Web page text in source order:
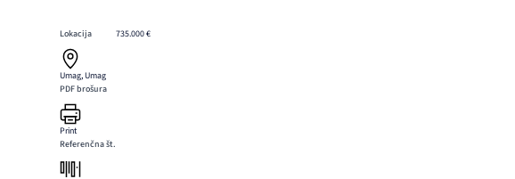
Lokacija
Umag, Umag
PDF brošura
Print
Referenčna št.
735.000 €